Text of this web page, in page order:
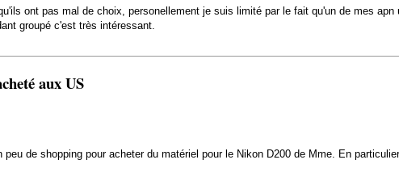
ont pas mal de choix, personellement je suis limité par le fait qu'un de mes
groupé c'est très intéressant.
aux US
de shopping pour acheter du matériel pour le Nikon D200 de Mme. En